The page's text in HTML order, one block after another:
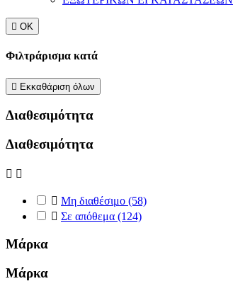
 ΟΚ
Φιλτράρισμα κατά
 Εκκαθάριση όλων
Διαθεσιμότητα
Διαθεσιμότητα
 
 Μη διαθέσιμο (58)
 Σε απόθεμα (124)
Μάρκα
Μάρκα